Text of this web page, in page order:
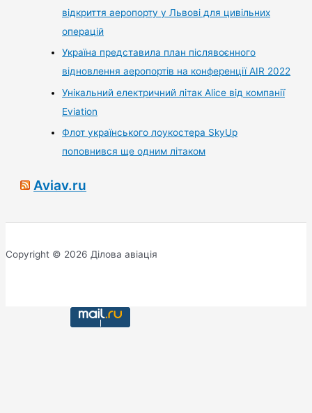
відкриття аеропорту у Львові для цивільних
операцій
Україна представила план післявоєнного
відновлення аеропортів на конференції AIR 2022
Унікальний електричний літак Alice від компанії
Eviation
Флот українського лоукостера SkyUp
поповнився ще одним літаком
Aviav.ru
Copyright © 2026 Ділова авіація